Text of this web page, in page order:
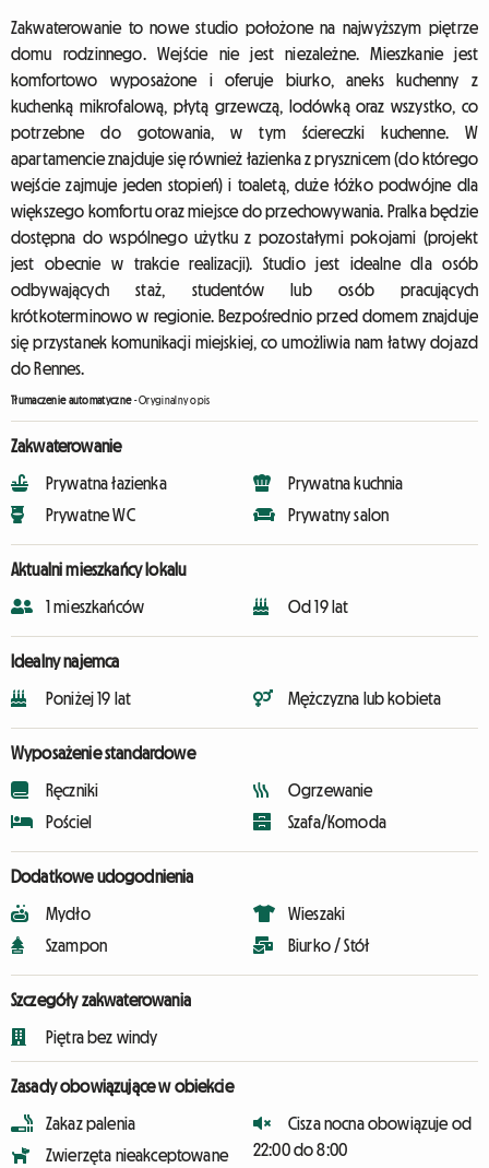
Zakwaterowanie to nowe studio położone na najwyższym piętrze
domu rodzinnego. Wejście nie jest niezależne. Mieszkanie jest
komfortowo wyposażone i oferuje biurko, aneks kuchenny z
kuchenką mikrofalową, płytą grzewczą, lodówką oraz wszystko, co
potrzebne do gotowania, w tym ściereczki kuchenne. W
apartamencie znajduje się również łazienka z prysznicem (do którego
wejście zajmuje jeden stopień) i toaletą, duże łóżko podwójne dla
większego komfortu oraz miejsce do przechowywania. Pralka będzie
dostępna do wspólnego użytku z pozostałymi pokojami (projekt
jest obecnie w trakcie realizacji). Studio jest idealne dla osób
odbywających staż, studentów lub osób pracujących
krótkoterminowo w regionie. Bezpośrednio przed domem znajduje
się przystanek komunikacji miejskiej, co umożliwia nam łatwy dojazd
do Rennes.
Tłumaczenie automatyczne-Oryginalny opis
Zakwaterowanie
Prywatna łazienka
Prywatne WC
Prywatna kuchnia
Prywatny salon
Aktualni mieszkańcy lokalu
1 mieszkańców Od 19 lat
Idealny najemca
Poniżej 19 lat Mężczyzna lub kobieta
Wyposażenie standardowe
Ręczniki
Pościel
Ogrzewanie
Szafa/Komoda
Dodatkowe udogodnienia
Mydło
Szampon
Wieszaki
Biurko / Stół
Szczegóły zakwaterowania
Piętra bez windy
Zasady obowiązujące w obiekcie
Zakaz palenia
Zwierzęta nieakceptowane
Cisza nocna obowiązuje od
22:00 do 8:00